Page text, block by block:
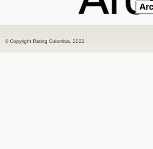
© Copyright Rating Colombia, 2022 ·